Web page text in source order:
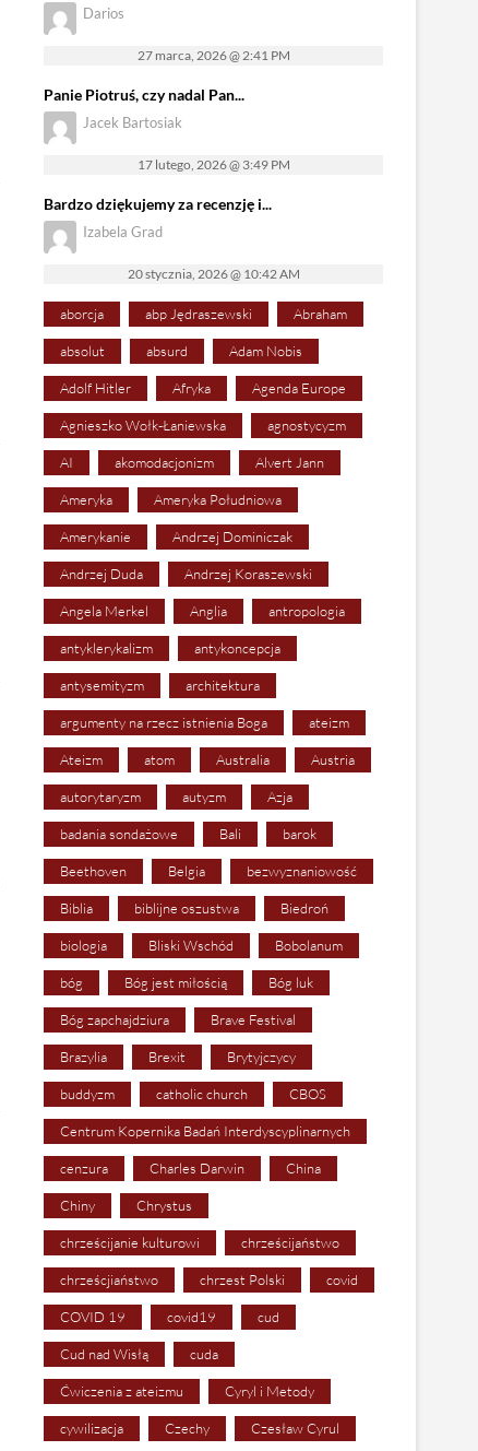
Darios
27 marca, 2026 @ 2:41 PM
Panie Piotruś, czy nadal Pan...
Jacek Bartosiak
17 lutego, 2026 @ 3:49 PM
Bardzo dziękujemy za recenzję i...
Izabela Grad
20 stycznia, 2026 @ 10:42 AM
aborcja abp Jędraszewski Abraham
absolut absurd Adam Nobis
Adolf Hitler Afryka Agenda Europe
Agnieszko Wołk-Łaniewska agnostycyzm
AI akomodacjonizm Alvert Jann
Ameryka Ameryka Południowa
Amerykanie Andrzej Dominiczak
Andrzej Duda Andrzej Koraszewski
Angela Merkel Anglia antropologia
antyklerykalizm antykoncepcja
antysemityzm architektura
argumenty na rzecz istnienia Boga ateizm
Ateizm atom Australia Austria
autorytaryzm autyzm Azja
badania sondażowe Bali barok
Beethoven Belgia bezwyznaniowość
Biblia biblijne oszustwa Biedroń
biologia Bliski Wschód Bobolanum
bóg Bóg jest miłością Bóg luk
Bóg zapchajdziura Brave Festival
Brazylia Brexit Brytyjczycy
buddyzm catholic church CBOS
Centrum Kopernika Badań Interdyscyplinarnych
cenzura Charles Darwin China
Chiny Chrystus
chrześcijanie kulturowi chrześcijaństwo
chrześcjiaństwo chrzest Polski covid
COVID 19 covid19 cud
Cud nad Wisłą cuda
Ćwiczenia z ateizmu Cyryl i Metody
cywilizacja Czechy Czesław Cyrul